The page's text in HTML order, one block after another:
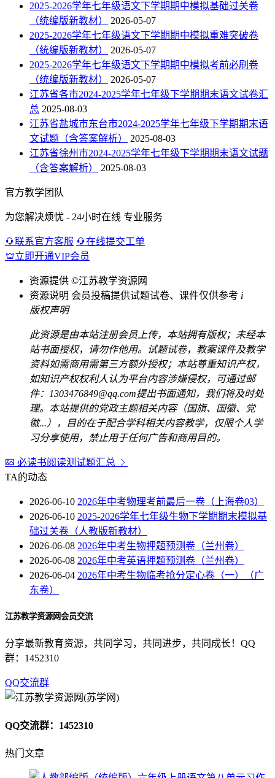
2025-2026学年七年级语文下学期期中模拟基础过关卷
（统编版新教材）
2026-05-07
2025-2026学年七年级语文下学期期中模拟重难突破卷
（统编版新教材）
2026-05-07
2025-2026学年七年级语文下学期期中模拟考前必刷卷
（统编版新教材）
2026-05-07
江苏省各市2024-2025学年七年级下学期期末语文试卷汇
总 2025-08-03
江苏省盐城市东台市2024-2025学年七年级下学期期末语
文试题（含答案解析）
2025-08-03
江苏省徐州市2024-2025学年七年级下学期期末语文试题
（含答案解析）
2025-08-03
官方教学团队
为您解决烦忧 - 24小时在线 专业服务
联系官方客服
在线提交工单
立即开通VIP会员
资源提供 ©江苏教学资源网
资源说明 会员投稿提供试题试卷、课件仅供参考 i
版权声明
此资源是由本站注册会员上传，本站拥有版权；未经本
站书面授权，请勿作他用。试题试卷，教案课件及教学
资料如需商用需第三方额外授权；本站尊重知识产权，
如知识产权权利人认为平台内容涉嫌侵权，可通过邮
件：1303476849@qq.com提出书面通知，我们将及时处
理。本站提供的党政主题相关内容（国旗、国徽、党
徽...），目的在于配合学科相关内容教学，仅限个人学
习分享使用，禁止用于任何广告和商用目的。
必读书阅读测试题汇总
TA的动态
2026-06-10 2026年中考物理考前最后一卷（上海卷03）
2026-06-10 2025-2026学年七年级生物下学期期末模拟基
础过关卷（人教版新教材）
2026-06-08 2026年中考生物押题预测卷（兰州卷）
2026-06-08 2026年中考英语押题预测卷（兰州卷）
2026-06-04 2026年中考生物临考抢分定心卷（一）（广
东卷）
江苏教学资源网会员交流
分享最新教育资源，共同学习，共同进步，共同成长！QQ
群：1452310
QQ交流群
QQ交流群：1452310
热门文章